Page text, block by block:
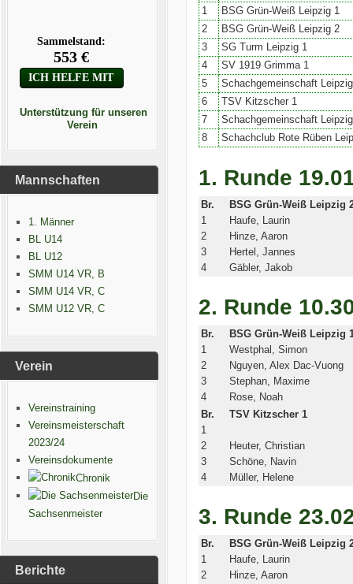
Unterstützung für unseren
Verein
Mannschaften
1. Männer
BL U14
BL U12
SMM U14 VR, B
SMM U14 VR, C
SMM U12 VR, C
Verein
Vereinstraining
Vereinsmeisterschaft
2023/24
Vereinsdokumente
Chronik
Die
Sachsenmeister
Berichte
1
BSG Grün-Weiß Leipzig 1
2
BSG Grün-Weiß Leipzig 2
3
SG Turm Leipzig 1
4
SV 1919 Grimma 1
5
Schachgemeinschaft
6
TSV Kitzscher 1
7
Schachgemeinschaft
8
Schachclub Rote Rüben
1. Runde
Br.
BSG Grün-Weiß Leipzig
1
Haufe, Laurin
2
Hinze, Aaron
3
Hertel, Jannes
4
Gäbler, Jakob
2. Runde
Br.
BSG Grün-Weiß Leipzig
1
Westphal, Simon
2
Nguyen, Alex Dac-Vuong
3
Stephan, Maxime
4
Rose, Noah
Br.
TSV Kitzscher 1
1
2
Heuter, Christian
3
Schöne, Navin
4
Müller, Helene
3. Runde
Br.
BSG Grün-Weiß Leipzig
1
Haufe, Laurin
2
Hinze, Aaron